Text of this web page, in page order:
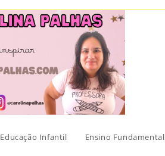
Educação Infantil Ensino Fundamental